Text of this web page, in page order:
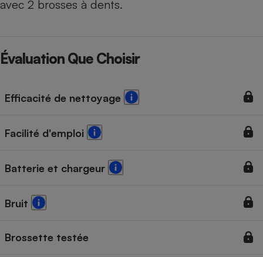
avec 2 brosses à dents.
Évaluation Que Choisir
Efficacité de nettoyage
Facilité d'emploi
Batterie et chargeur
Bruit
Brossette testée